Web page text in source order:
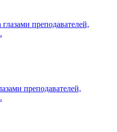
преподавателей,